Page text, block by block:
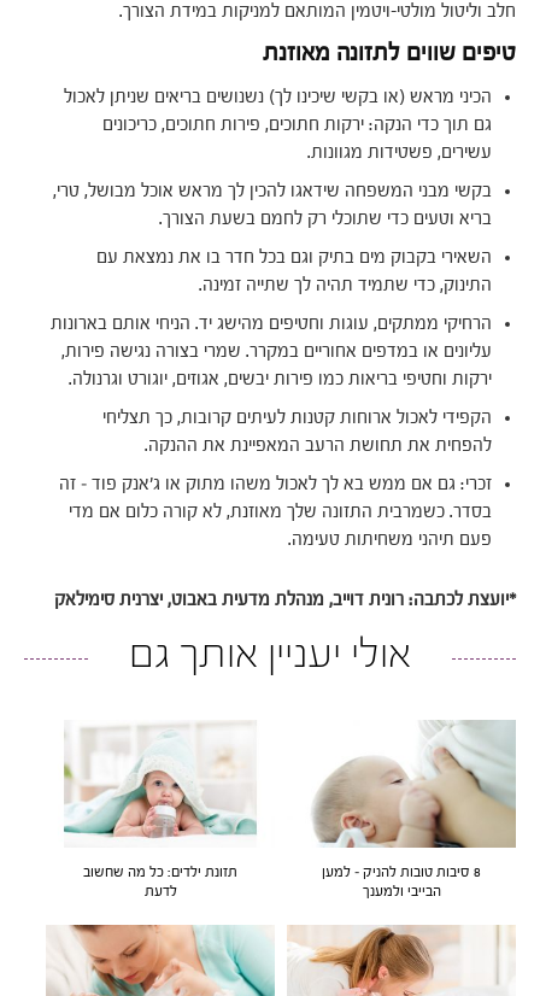
חלב וליטול מולטי-ויטמין המותאם למניקות במידת הצורך.
טיפים שווים לתזונה מאוזנת
הכיני מראש (או בקשי שיכינו לך) נשנושים בריאים שניתן לאכול
גם תוך כדי הנקה: ירקות חתוכים, פירות חתוכים, כריכונים
עשירים, פשטידות מגוונות.
בקשי מבני המשפחה שידאגו להכין לך מראש אוכל מבושל, טרי,
בריא וטעים כדי שתוכלי רק לחמם בשעת הצורך.
השאירי בקבוק מים בתיק וגם בכל חדר בו את נמצאת עם
התינוק, כדי שתמיד תהיה לך שתייה זמינה.
הרחיקי ממתקים, עוגות וחטיפים מהישג יד. הניחי אותם בארונות
עליונים או במדפים אחוריים במקרר. שמרי בצורה נגישה פירות,
ירקות וחטיפי בריאות כמו פירות יבשים, אגוזים, יוגורט וגרנולה.
הקפידי לאכול ארוחות קטנות לעיתים קרובות, כך תצליחי
להפחית את תחושת הרעב המאפיינת את ההנקה.
זכרי: גם אם ממש בא לך לאכול משהו מתוק או ג'אנק פוד – זה
בסדר. כשמרבית התזונה שלך מאוזנת, לא קורה כלום אם מדי
פעם תיהני משחיתות טעימה.
*יועצת לכתבה: רונית דוייב, מנהלת מדעית באבוט, יצרנית סימילאק
אולי יעניין אותך גם
8 סיבות טובות להניק – למען
הבייבי ולמענך
תזונת ילדים: כל מה שחשוב
לדעת